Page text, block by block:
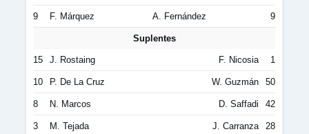
9 F. Márquez A. Fernández 9
Suplentes
15 J. Rostaing F. Nicosia 1
10 P. De La Cruz W. Guzmán 50
8 N. Marcos D. Saffadi 42
3 M. Tejada J. Carranza 28